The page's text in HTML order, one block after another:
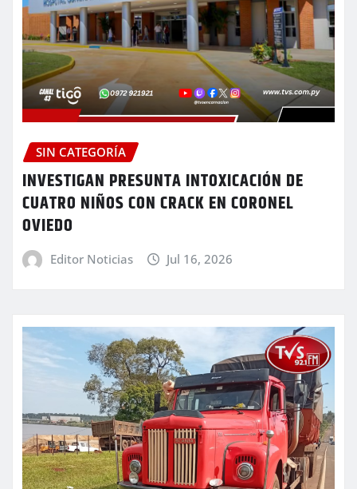
SIN CATEGORÍA
INVESTIGAN PRESUNTA INTOXICACIÓN DE
CUATRO NIÑOS CON CRACK EN CORONEL
OVIEDO
Editor Noticias Jul 16, 2026